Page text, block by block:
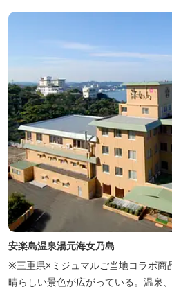
なっております。 全室オーシャン
安楽島温泉湯元海女乃島
※三重県×ミジュマルご当地コラボ商品取扱店舗 ロ
晴らしい景色が広がっている。温泉、